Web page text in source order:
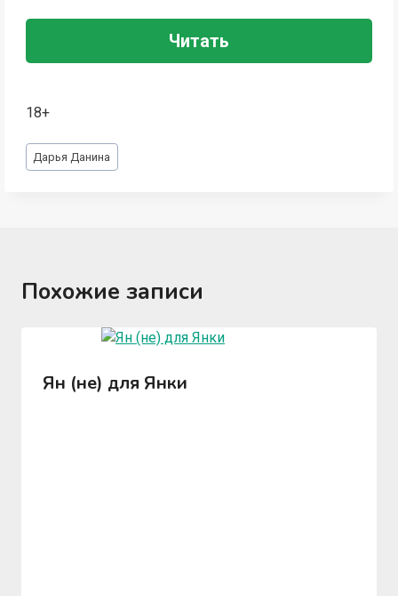
Читать
18+
Метки
записи:
Дарья Данина
Похожие записи
Ян (не) для Янки